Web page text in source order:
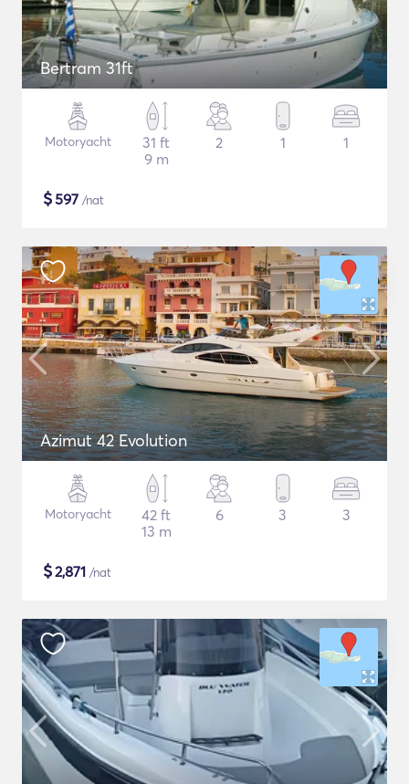
Bertram 31ft
Motoryacht
31 ft
9 m
2 1 1
$597 /nat
Azimut 42 Evolution
Motoryacht
42 ft
13 m
6 3 3
$2,871 /nat